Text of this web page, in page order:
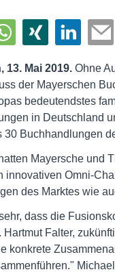
13. Mai 2019. Ohne
der Mayerschen
bedeutendstes
in Deutschland
30 Buchhandlungen
Mayersche und
innovativen Omni-
des Marktes wie
dass die
Hartmut Falter,
konkrete